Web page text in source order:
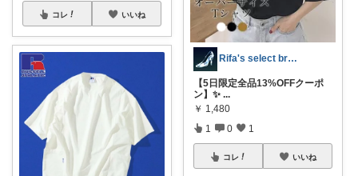
コレ いいね
Rifa's select branch
【5日限定全品13%OFFクーポ
ン】✨ ...
￥ 1,480
1 0 1
コレ いいね